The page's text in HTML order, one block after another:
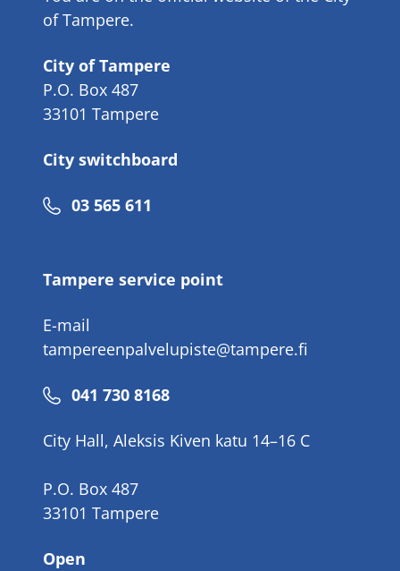
of Tampere.
City of Tampere
P.O. Box 487
33101 Tampere
City switchboard
Phone
03 565 611
Tampere service point
E-mail
tampereenpalvelupiste@tampere.fi
Phone
041 730 8168
City Hall, Aleksis Kiven katu 14–16 C
P.O. Box 487
33101 Tampere
Open